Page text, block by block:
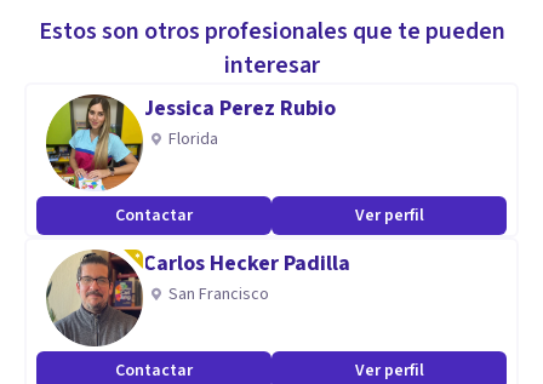
Estos son otros profesionales que te pueden
interesar
Jessica Perez Rubio
Florida
Contactar Ver perfil
Carlos Hecker Padilla
San Francisco
Contactar Ver perfil